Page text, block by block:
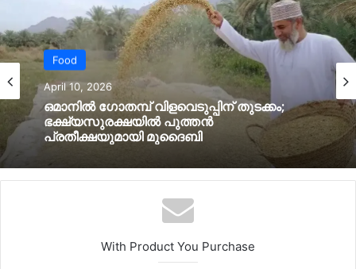
Food
April 10, 2026
ഒമാനില്‍ ഗോതമ്പ് വിളവെടുപ്പിന് തുടക്കം;
ഭക്ഷ്യസുരക്ഷയില്‍ പുത്തൻ
പ്രതീക്ഷയുമായി മുദൈബി
April 10, 2026
ഒമാനില്‍ മഴയ്ക്ക് സാധ്യത; വടക്കൻ
ഗവര്‍ണറേറ്റുകളില്‍ ജാഗ്രതാ നിര്‍ദ്ദേശം
With Product You Purchase